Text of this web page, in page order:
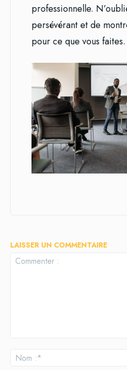
professionnelle.
persévérant et de
pour ce que vous faites.
LAISSER UN COMMENTAIRE